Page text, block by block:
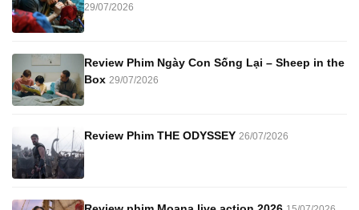
29/07/2026
Review Phim Ngày Con Sống Lại – Sheep in the
Box 29/07/2026
Review Phim THE ODYSSEY 26/07/2026